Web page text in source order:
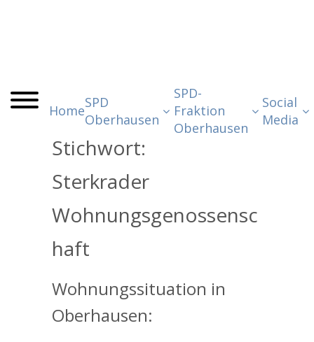
Home
SPD
Oberhausen
SPD-
Fraktion
Oberhausen
Social
Media
Stichwort:
Sterkrader
Wohnungsgenossensc
haft
Wohnungssituation in
Oberhausen: